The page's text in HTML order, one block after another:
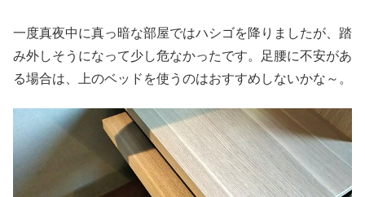
一度真夜中に真っ暗な部屋ではハシゴを降りましたが、踏
み外しそうになって少し危なかったです。足腰に不安があ
る場合は、上のベッドを使うのはおすすめしないかな～。